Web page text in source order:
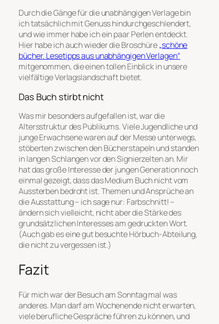
Durch die Gänge für die unabhängigen Verlage bin
ich tatsächlich mit Genuss hindurchgeschlendert,
und wie immer habe ich ein paar Perlen entdeckt.
Hier habe ich auch wieder die Broschüre„schöne
bücher. Lesetipps aus unabhängigen Verlagen“
mitgenommen, die einen tollen Einblick in unsere
vielfältige Verlagslandschaft bietet.
Das Buch stirbt nicht
Was mir besonders aufgefallen ist, war die
Altersstruktur des Publikums. Viele Jugendliche und
junge Erwachsene waren auf der Messe unterwegs,
stöberten zwischen den Bücherstapeln und standen
in langen Schlangen vor den Signierzelten an. Mir
hat das große Interesse der jungen Generation noch
einmal gezeigt, dass das Medium Buch nicht vom
Aussterben bedroht ist. Themen und Ansprüche an
die Ausstattung – ich sage nur: Farbschnitt! –
ändern sich vielleicht, nicht aber die Stärke des
grundsätzlichen Interesses am gedruckten Wort.
(Auch gab es eine gut besuchte Hörbuch-Abteilung,
die nicht zu vergessen ist.)
Fazit
Für mich war der Besuch am Sonntag mal was
anderes. Man darf am Wochenende nicht erwarten,
viele berufliche Gespräche führen zu können, und